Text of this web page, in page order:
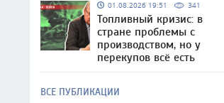
01.08.2026 19:51 341
Топливный кризис: в
стране проблемы с
производством, но у
перекупов всё есть
ВСЕ ПУБЛИКАЦИИ